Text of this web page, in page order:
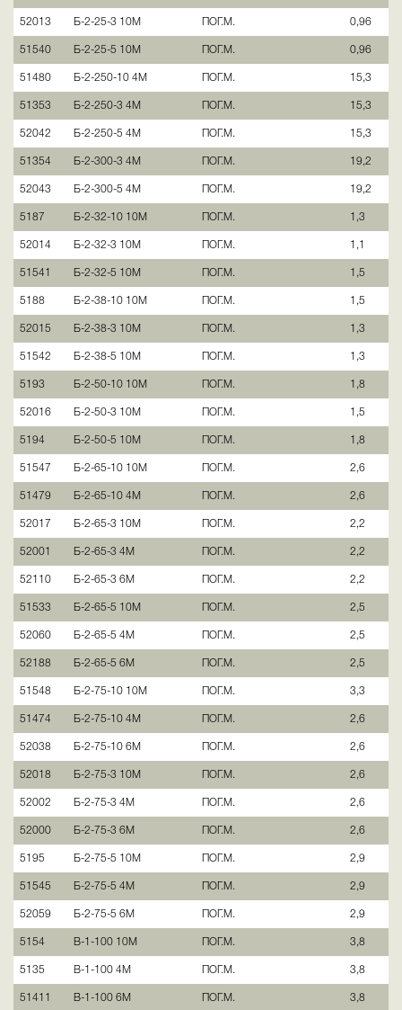
52013 Б-2-25-3 10М ПОГ.М. 0,96
51540 Б-2-25-5 10М ПОГ.М. 0,96
51480 Б-2-250-10 4М ПОГ.М. 15,3
51353 Б-2-250-3 4М ПОГ.М. 15,3
52042 Б-2-250-5 4М ПОГ.М. 15,3
51354 Б-2-300-3 4М ПОГ.М. 19,2
52043 Б-2-300-5 4М ПОГ.М. 19,2
5187 Б-2-32-10 10М ПОГ.М. 1,3
52014 Б-2-32-3 10М ПОГ.М. 1,1
51541 Б-2-32-5 10М ПОГ.М. 1,5
5188 Б-2-38-10 10М ПОГ.М. 1,5
52015 Б-2-38-3 10М ПОГ.М. 1,3
51542 Б-2-38-5 10М ПОГ.М. 1,3
5193 Б-2-50-10 10М ПОГ.М. 1,8
52016 Б-2-50-3 10М ПОГ.М. 1,5
5194 Б-2-50-5 10М ПОГ.М. 1,8
51547 Б-2-65-10 10М ПОГ.М. 2,6
51479 Б-2-65-10 4М ПОГ.М. 2,6
52017 Б-2-65-3 10М ПОГ.М. 2,2
52001 Б-2-65-3 4М ПОГ.М. 2,2
52110 Б-2-65-3 6М ПОГ.М. 2,2
51533 Б-2-65-5 10М ПОГ.М. 2,5
52060 Б-2-65-5 4М ПОГ.М. 2,5
52188 Б-2-65-5 6М ПОГ.М. 2,5
51548 Б-2-75-10 10М ПОГ.М. 3,3
51474 Б-2-75-10 4М ПОГ.М. 2,6
52038 Б-2-75-10 6М ПОГ.М. 2,6
52018 Б-2-75-3 10М ПОГ.М. 2,6
52002 Б-2-75-3 4М ПОГ.М. 2,6
52000 Б-2-75-3 6М ПОГ.М. 2,6
5195 Б-2-75-5 10М ПОГ.М. 2,9
51545 Б-2-75-5 4М ПОГ.М. 2,9
52059 Б-2-75-5 6М ПОГ.М. 2,9
5154 В-1-100 10М ПОГ.М. 3,8
5135 В-1-100 4М ПОГ.М. 3,8
51411 В-1-100 6М ПОГ.М. 3,8